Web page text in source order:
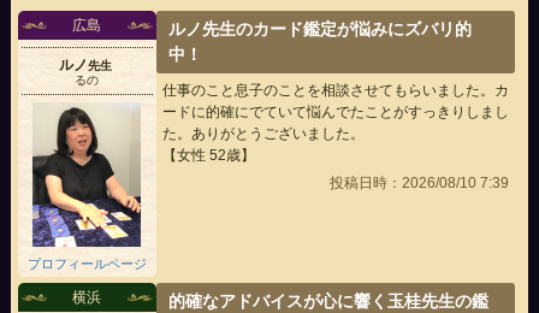
広島
ルノ先生
るの
プロフィールページ
ルノ先生のカード鑑定が悩みにズバリ的
中！
仕事のこと息子のことを相談させてもらいました。カ
ードに的確にでていて悩んでたことがすっきりしまし
た。ありがとうございました。
【女性 52歳】
投稿日時：2026/08/10 7:39
横浜
的確なアドバイスが心に響く玉桂先生の鑑